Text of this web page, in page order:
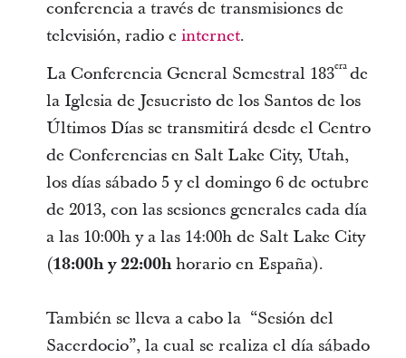
conferencia a través de transmisiones de
televisión, radio e internet.
La Conferencia General Semestral 183era de
la Iglesia de Jesucristo de los Santos de los
Últimos Días se transmitirá desde el Centro
de Conferencias en Salt Lake City, Utah,
los días sábado 5 y el domingo 6 de octubre
de 2013, con las sesiones generales cada día
a las 10:00h y a las 14:00h de Salt Lake City
(18:00h y 22:00hhorario en España).
También se lleva a cabo la “Sesión del
Sacerdocio”, la cual se realiza el día sábado